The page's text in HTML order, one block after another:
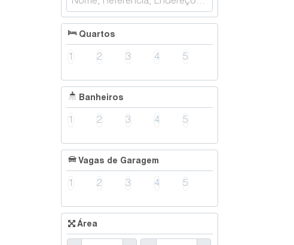
Quartos
1 2 3 4 5
Banheiros
1 2 3 4 5
Vagas de Garagem
1 2 3 4 5
Área